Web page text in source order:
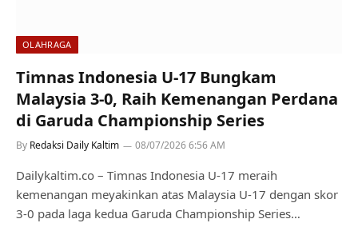
OLAHRAGA
Timnas Indonesia U-17 Bungkam
Malaysia 3-0, Raih Kemenangan Perdana
di Garuda Championship Series
By Redaksi Daily Kaltim 08/07/2026 6:56 AM
Dailykaltim.co – Timnas Indonesia U-17 meraih
kemenangan meyakinkan atas Malaysia U-17 dengan skor
3-0 pada laga kedua Garuda Championship Series…